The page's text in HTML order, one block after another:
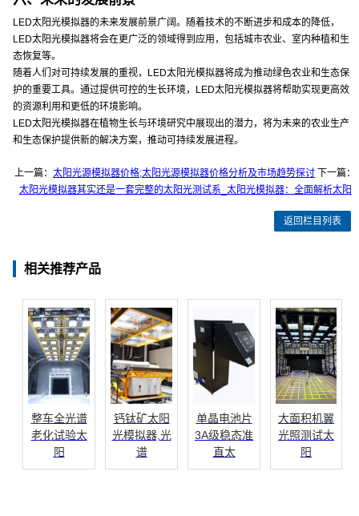
LED太阳光模拟器的未来发展前景广阔。随着技术的不断进步和成本的降低，
LED太阳光模拟器将会在更广泛的领域得到应用，包括城市农业、室内种植和生
态恢复等。
随着人们对可持续发展的重视，LED太阳光模拟器将成为推动绿色农业和生态保
护的重要工具。通过提供可控的生长环境，LED太阳光模拟器将帮助实现更高效
的资源利用和更低的环境影响。
LED太阳光模拟器在植物生长与环境研究中展现出的潜力，将为未来的农业生产
和生态保护提供新的解决方案，推动可持续发展进程。
上一篇：太阳光源模拟器价格;太阳光源模拟器价格分析及市场趋势探讨 下一篇：
太阳光模拟器其实还是一套完整的太阳光测试系_太阳光模拟器：全面解析太阳
返回栏目列表
相关推荐产品
整车全光谱
老化试验太
阳
钙钛矿太阳
光模拟器,光
谱
单晶电池片
3A级稳态准
直太
大面积机翼
光照测试太
阳